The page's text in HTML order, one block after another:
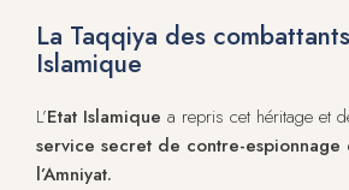
La Taqqiya des
Islamique
L’Etat Islamique a repris cet héritage et
service secret de contre-espionnage
l’Amniyat.